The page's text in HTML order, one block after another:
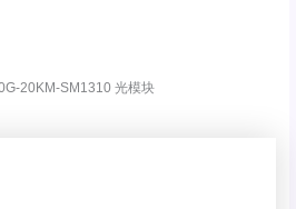
20KM-SM1310 光模块